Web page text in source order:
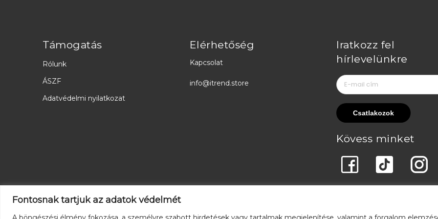
Fontosnak tartjuk az adatok védelmét
Támogatás
Rólunk
ÁSZF
Adatvédelmi nyilatkozat
Elérhetőség
Kapcsolat
info@itrend.store
Iratkozz fel
hírlevelünkre
Kövess minket